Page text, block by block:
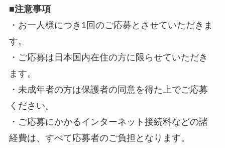
■注意事項
・お一人様につき1回のご応募とさせていただきま
す。
・ご応募は日本国内在住の方に限らせていただき
ます。
・未成年者の方は保護者の同意を得た上でご応募
ください。
・ご応募にかかるインターネット接続料などの諸
経費は、すべて応募者のご負担となります。